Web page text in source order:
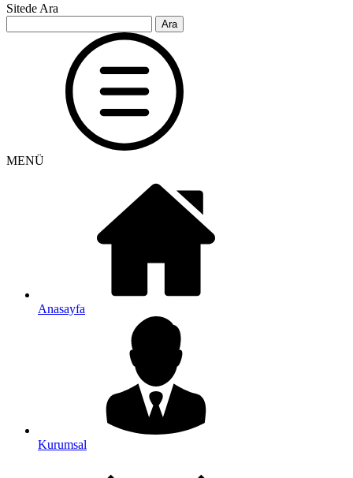
Sitede Ara
MENÜ
Anasayfa
Kurumsal